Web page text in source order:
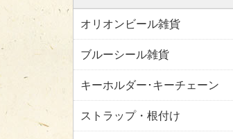
オリオンビール雑貨
ブルーシール雑貨
キーホルダー･キーチェーン
ストラップ・根付け